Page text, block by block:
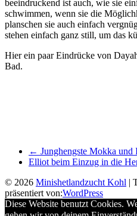
beeindruckend ist auch, wie sie
schwimmen, wenn sie die
planschen sie auch einfach
stehen einfach ganz still, um das
Hier ein paar Eindrücke von
Bad.
← Junghengste Mokka und
Elliot beim Einzug in die
© 2026 Minishetlandzucht Kohl |
präsentiert von:WordPress
Diese Website benutzt Cookies.